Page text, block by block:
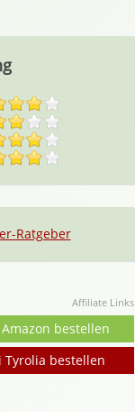
Ratgeber
Affiliate Links
Amazon bestellen
Tyrolia bestellen